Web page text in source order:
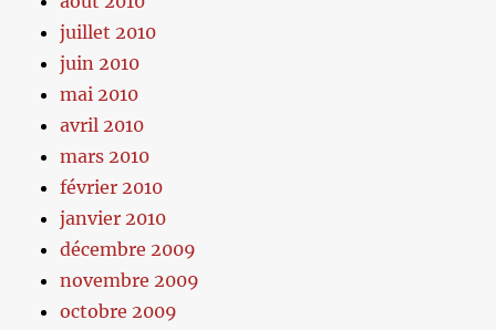
juillet 2010
juin 2010
mai 2010
avril 2010
mars 2010
février 2010
janvier 2010
décembre 2009
novembre 2009
octobre 2009